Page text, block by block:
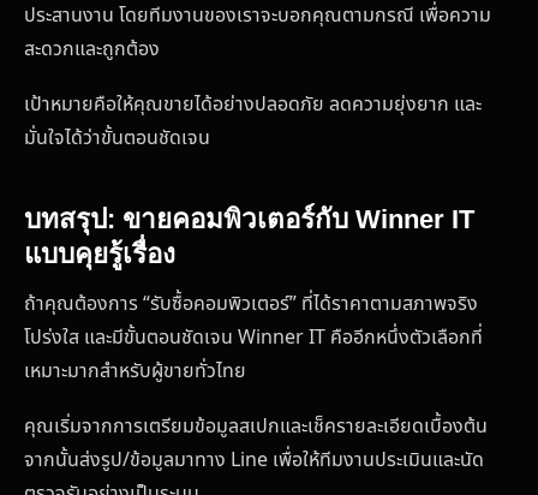
ประสานงาน โดยทีมงานของเราจะบอกคุณตามกรณี เพื่อความ
สะดวกและถูกต้อง
เป้าหมายคือให้คุณขายได้อย่างปลอดภัย ลดความยุ่งยาก และ
มั่นใจได้ว่าขั้นตอนชัดเจน
บทสรุป: ขายคอมพิวเตอร์กับ Winner IT
แบบคุยรู้เรื่อง
ถ้าคุณต้องการ “รับซื้อคอมพิวเตอร์” ที่ได้ราคาตามสภาพจริง
โปร่งใส และมีขั้นตอนชัดเจน Winner IT คืออีกหนึ่งตัวเลือกที่
เหมาะมากสำหรับผู้ขายทั่วไทย
คุณเริ่มจากการเตรียมข้อมูลสเปกและเช็ครายละเอียดเบื้องต้น
จากนั้นส่งรูป/ข้อมูลมาทาง Line เพื่อให้ทีมงานประเมินและนัด